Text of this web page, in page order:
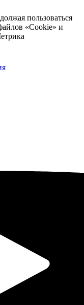
пользоваться
«Cookie» и